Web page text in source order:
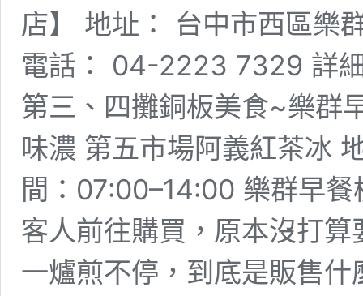
店】 地址： 台中市西區樂
電話： 04-2223 7329 詳
第三、四攤銅板美食~樂群
味濃 第五市場阿義紅茶冰
間：07:00–14:00 樂群早
客人前往購買，原本沒打
一爐煎不停，到底是販售